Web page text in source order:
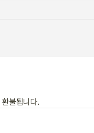
불이 적용됩니다.
주세요.